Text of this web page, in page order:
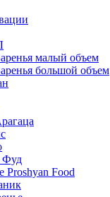
малый объем
большой объем
Фуд
Proshyan Food